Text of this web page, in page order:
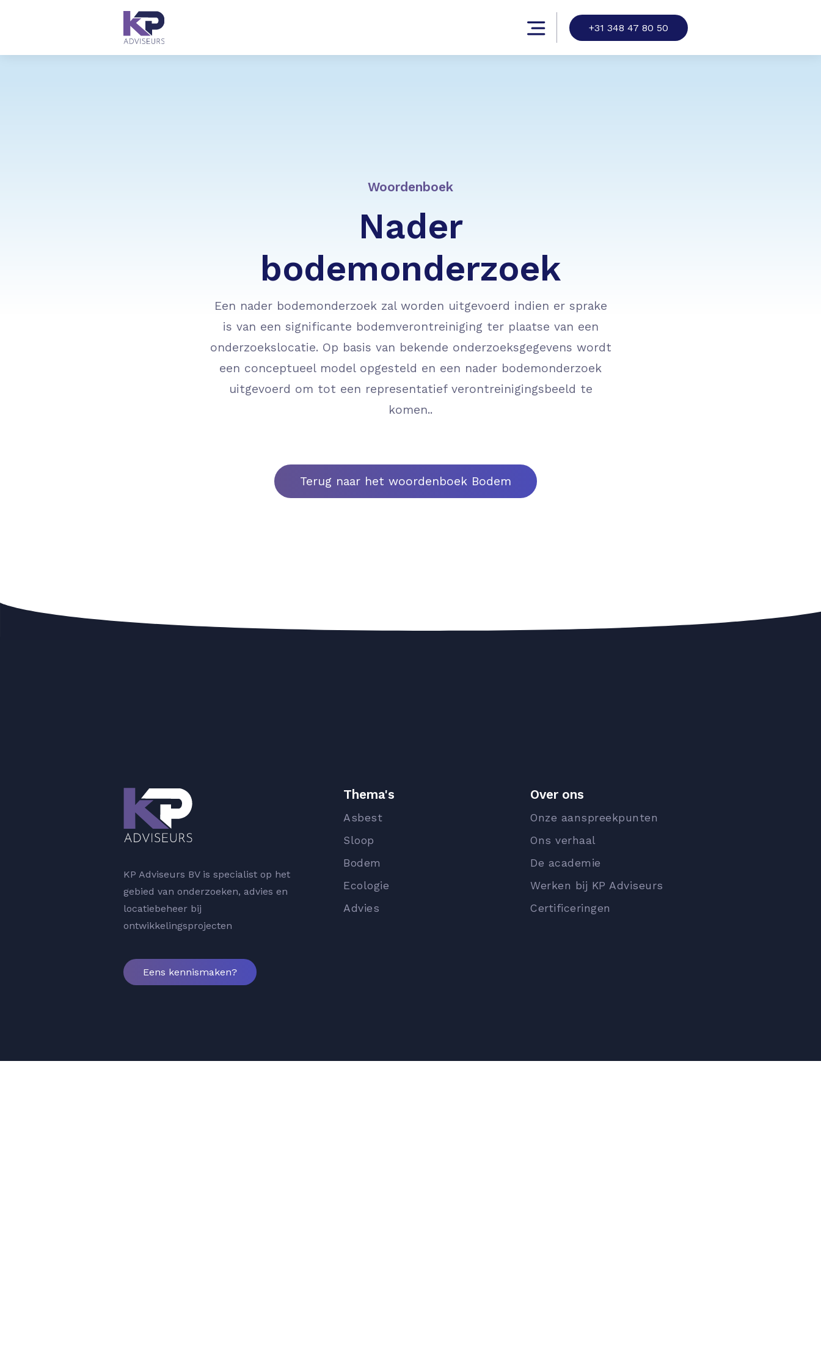
+31 348 47 80 50
Woordenboek
Nader
bodemonderzoek
Een nader bodemonderzoek zal worden uitgevoerd indien er sprake
is van een significante bodemverontreiniging ter plaatse van een
onderzoekslocatie. Op basis van bekende onderzoeksgegevens wordt
een conceptueel model opgesteld en een nader bodemonderzoek
uitgevoerd om tot een representatief verontreinigingsbeeld te
komen..
Terug naar het woordenboek Bodem
KP Adviseurs BV is specialist op het
gebied van onderzoeken, advies en
locatiebeheer bij
ontwikkelingsprojecten
Eens kennismaken?
Thema's
Asbest
Sloop
Bodem
Ecologie
Advies
Over ons
Onze aanspreekpunten
Ons verhaal
De academie
Werken bij KP Adviseurs
Certificeringen